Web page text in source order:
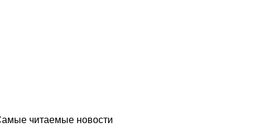
читаемые новости